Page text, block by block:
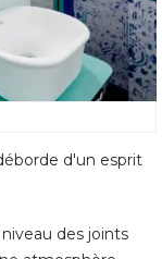
d'un esprit
des joints